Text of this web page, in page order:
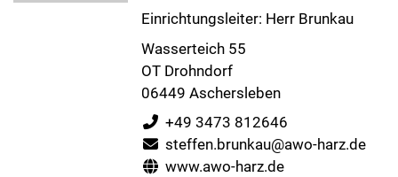
Einrichtungsleiter: Herr Brunkau
Wasserteich 55
OT Drohndorf
06449 Aschersleben
+49 3473 812646
steffen.brunkau@awo-harz.de
www.awo-harz.de